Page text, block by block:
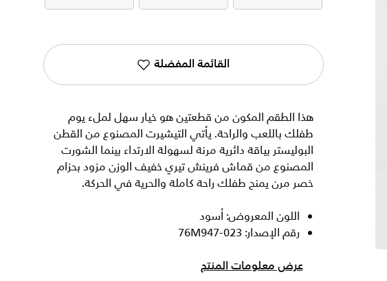
القائمة المفضلة
هذا الطقم المكون من قطعتين هو خيار سهل لملء يوم
طفلك باللعب والراحة. يأتي التيشيرت المصنوع من القطن
البوليستر بياقة دائرية مرنة لسهولة الارتداء بينما الشورت
المصنوع من قماش فرينش تيري خفيف الوزن مزود بحزام
خصر مرن يمنح طفلك راحة كاملة والحرية في الحركة.
اللون المعروض: أسود
رقم الإصدار: 76M947-023
عرض معلومات المنتج